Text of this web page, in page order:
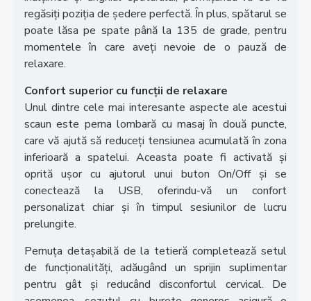
regăsiți poziția de ședere perfectă. În plus, spătarul se
poate lăsa pe spate până la 135 de grade, pentru
momentele în care aveți nevoie de o pauză de
relaxare.
Confort superior cu funcții de relaxare
Unul dintre cele mai interesante aspecte ale acestui
scaun este perna lombară cu masaj în două puncte,
care vă ajută să reduceți tensiunea acumulată în zona
inferioară a spatelui. Aceasta poate fi activată și
oprită ușor cu ajutorul unui buton On/Off și se
conectează la USB, oferindu-vă un confort
personalizat chiar și în timpul sesiunilor de lucru
prelungite.
Pernuța detașabilă de la tetieră completează setul
de funcționalități, adăugând un sprijin suplimentar
pentru gât și reducând disconfortul cervical. De